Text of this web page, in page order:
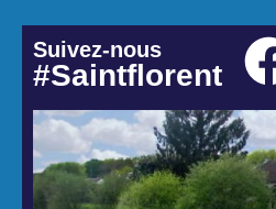
Suivez-nous
#Saintflorent